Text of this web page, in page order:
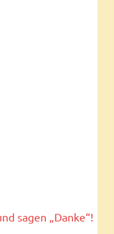
sagen „Danke“!